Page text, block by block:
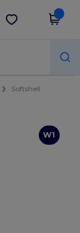
Scarica app
Softshell
W1